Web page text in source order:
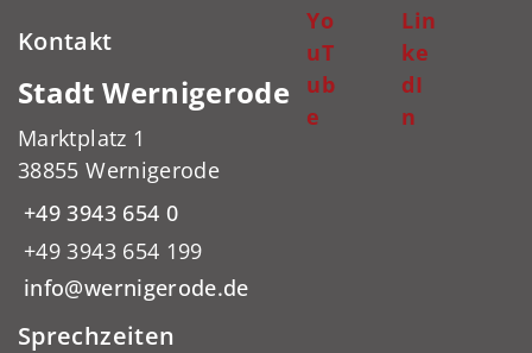
Yo
uT
ub
e
Lin
ke
dI
n
Kontakt
Stadt Wernigerode
Marktplatz 1
38855 Wernigerode
+49 3943 654 0
+49 3943 654 199
info@wernigerode.de
Sprechzeiten